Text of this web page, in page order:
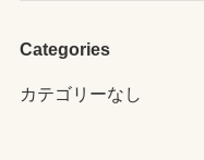
Categories
カテゴリーなし